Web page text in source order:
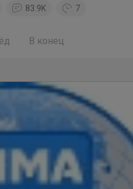
83.9K 7
В конец